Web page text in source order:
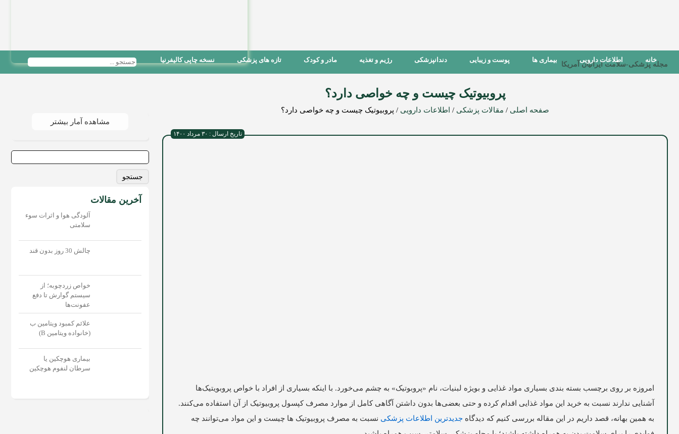
مجله پزشکی-سلامت ایرانیان آمریکا
خانه اطلاعات دارویی بیماری ها پوست و زیبایی دندانپزشکی رژیم و تغذیه مادر و کودک تازه های پزشکی نسخه چاپی کالیفرنیا
پروبیوتیک چیست و چه خواصی دارد؟
صفحه اصلی / مقالات پزشکی / اطلاعات دارویی / پروبیوتیک چیست و چه خواصی دارد؟
تاریخ ارسال : ۳۰ مرداد ۱۴۰۰
امروزه بر روی برچسب بسته بندی بسیاری مواد غذایی و بویژه لبنیات، نام «پروبوتیک» به چشم می‌خورد. با اینکه بسیاری از افراد با خواص پروبویتیک‌ها
آشنایی ندارند نسبت به خرید این مواد غذایی اقدام کرده و حتی بعضی‌ها بدون داشتن آگاهی کامل از موارد مصرف کپسول پروبیوتیک از آن استفاده می‌کنند.
به همین بهانه، قصد داریم در این مقاله بررسی کنیم که دیدگاه جدیدترین اطلاعات پزشکی نسبت به مصرف پروبیوتیک ها چیست و این مواد می‌توانند چه
مشاهده آمار بیشتر
جستجو
برای:
آخرین مقالات
آلودگی هوا و اثرات سوء
سلامتی
چالش 30 روز بدون قند
خواص زردچوبه؛ از
سیستم گوارش تا دفع
عفونت‌‌ها
علائم کمبود ویتامین ب
(خانواده ویتامین B)
بیماری هوچکین یا
سرطان لنفوم هوچکین